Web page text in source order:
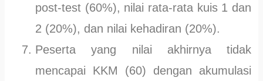
post-test (60%), nilai rata-rata kuis 1 dan
2 (20%), dan nilai kehadiran (20%).
Peserta yang nilai akhirnya tidak
mencapai KKM (60) dengan akumulasi